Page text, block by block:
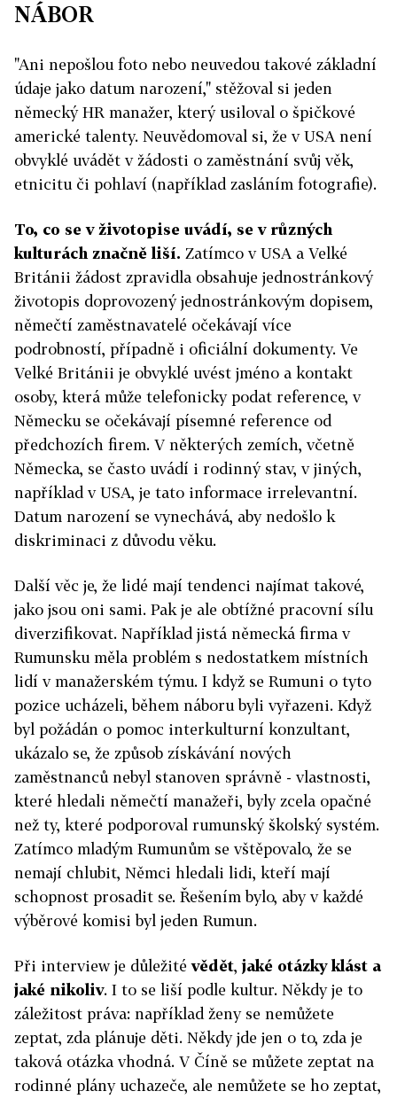
NÁBOR
"Ani nepošlou foto nebo neuvedou takové základní
údaje jako datum narození," stěžoval si jeden
německý HR manažer, který usiloval o špičkové
americké talenty. Neuvědomoval si, že v USA není
obvyklé uvádět v žádosti o zaměstnání svůj věk,
etnicitu či pohlaví (například zasláním fotografie).
To, co se v životopise uvádí, se v různých
kulturách značně liší. Zatímco v USA a Velké
Británii žádost zpravidla obsahuje jednostránkový
životopis doprovozený jednostránkovým dopisem,
němečtí zaměstnavatelé očekávají více
podrobností, případně i oficiální dokumenty. Ve
Velké Británii je obvyklé uvést jméno a kontakt
osoby, která může telefonicky podat reference, v
Německu se očekávají písemné reference od
předchozích firem. V některých zemích, včetně
Německa, se často uvádí i rodinný stav, v jiných,
například v USA, je tato informace irrelevantní.
Datum narození se vynechává, aby nedošlo k
diskriminaci z důvodu věku.
Další věc je, že lidé mají tendenci najímat takové,
jako jsou oni sami. Pak je ale obtížné pracovní sílu
diverzifikovat. Například jistá německá firma v
Rumunsku měla problém s nedostatkem místních
lidí v manažerském týmu. I když se Rumuni o tyto
pozice ucházeli, během náboru byli vyřazeni. Když
byl požádán o pomoc interkulturní konzultant,
ukázalo se, že způsob získávání nových
zaměstnanců nebyl stanoven správně - vlastnosti,
které hledali němečtí manažeři, byly zcela opačné
než ty, které podporoval rumunský školský systém.
Zatímco mladým Rumunům se vštěpovalo, že se
nemají chlubit, Němci hledali lidi, kteří mají
schopnost prosadit se. Řešením bylo, aby v každé
výběrové komisi byl jeden Rumun.
Při interview je důležitévědět, jaké otázky klást a
jaké nikoliv. I to se liší podle kultur. Někdy je to
záležitost práva: například ženy se nemůžete
zeptat, zda plánuje děti. Někdy jde jen o to, zda je
taková otázka vhodná. V Číně se můžete zeptat na
rodinné plány uchazeče, ale nemůžete se ho zeptat,